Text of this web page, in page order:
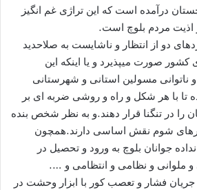
درآمده است که این تراژی غم انگیز
اذیت مردم بلوچ است.
دو از انتظار و ناشایست به صلاحدید
صورت میپذیرد و یا اینکه این
ناتوانی مسولین استانی و شهرستانی
با هر شکل و راه و روشی ضربه ای بر
را در تنگنا قرار دهند.و به نظر شخص بنده
شوم نقش اساسی دارند.همچون
جوانان بلوچ به ورود و تحصیل در
ملوانی و نظامی و انتظامی و ….
فشار و تعصب کور با ابزار وحشت در